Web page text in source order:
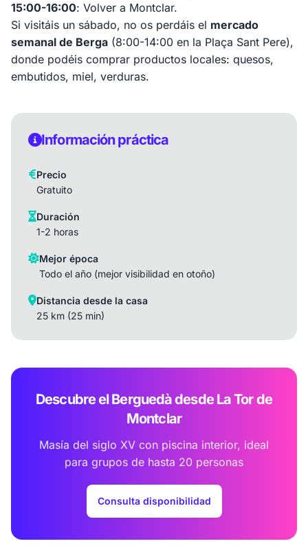
15:00-16:00: Volver a Montclar.
Si visitáis un sábado, no os perdáis el mercado
semanal de Berga (8:00-14:00 en la Plaça Sant Pere),
donde podéis comprar productos locales: quesos,
embutidos, miel, verduras.
Información práctica
Precio
Gratuito
Duración
1-2 horas
Mejor época
Todo el año (mejor visibilidad en otoño)
Distancia desde la casa
25 km (25 min)
Descubre el Berguedà desde La Tor de
Montclar
Masía del siglo XV con piscina interior, ideal
para grupos de hasta 20 personas
Consulta disponibilidad